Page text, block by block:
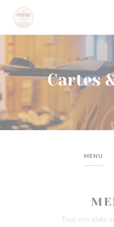
Personnalisation de vos choix
Cartes
MENU
Tous nos plats